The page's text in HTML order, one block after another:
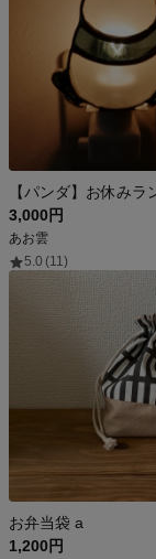
3,000円
あお雲
5.0 (11)
お弁当袋 a
1,200円